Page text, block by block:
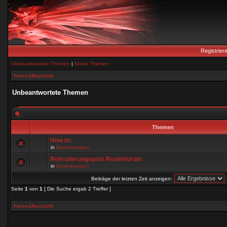
Unbeantwortete Themen | Aktive Themen
Foren-Übersicht
Unbeantwortete Themen
Themen
How to:
in Bewerbungen
Rekrutierungspost Realmforum
in Bewerbungen
Beiträge der letzten Zeit anzeigen:
Seite 1 von 1 [ Die Suche ergab 2 Treffer ]
Foren-Übersicht